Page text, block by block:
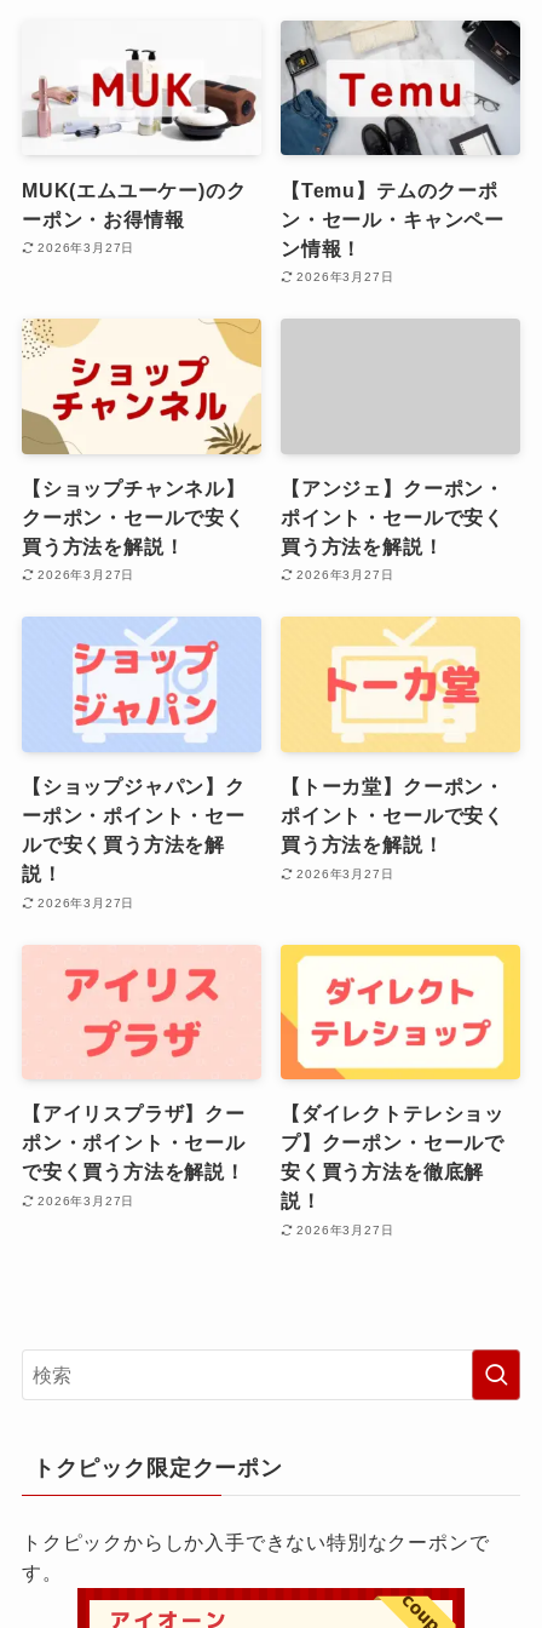
MUK(エムユーケー)のク
ーポン・お得情報
2026年3月27日
【Temu】テムのクーポ
ン・セール・キャンペー
ン情報！
2026年3月27日
【ショップチャンネル】
クーポン・セールで安く
買う方法を解説！
2026年3月27日
【アンジェ】クーポン・
ポイント・セールで安く
買う方法を解説！
2026年3月27日
【ショップジャパン】ク
ーポン・ポイント・セー
ルで安く買う方法を解
説！
2026年3月27日
【トーカ堂】クーポン・
ポイント・セールで安く
買う方法を解説！
2026年3月27日
【アイリスプラザ】クー
ポン・ポイント・セール
で安く買う方法を解説！
2026年3月27日
【ダイレクトテレショッ
プ】クーポン・セールで
安く買う方法を徹底解
説！
2026年3月27日
トクピック限定クーポン
トクピックからしか入手できない特別なクーポンで
す。